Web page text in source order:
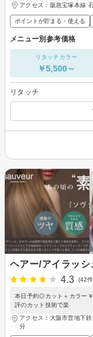
アクセス：阪急宝塚本線
ポイントが貯まる・使える
メニュー別参考価格
リタッチカラー
￥5,500～
リタッチ
ヘアー/アイラッ
4.3
(42
本日予約◎カット＋カラー
評のカット技術で楽
アクセス：大阪市営地下
分